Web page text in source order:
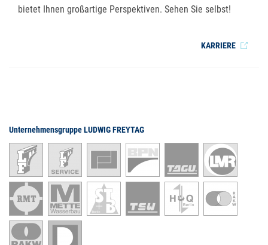
bietet Ihnen großartige Perspektiven. Sehen Sie selbst!
KARRIERE
Unternehmensgruppe LUDWIG FREYTAG